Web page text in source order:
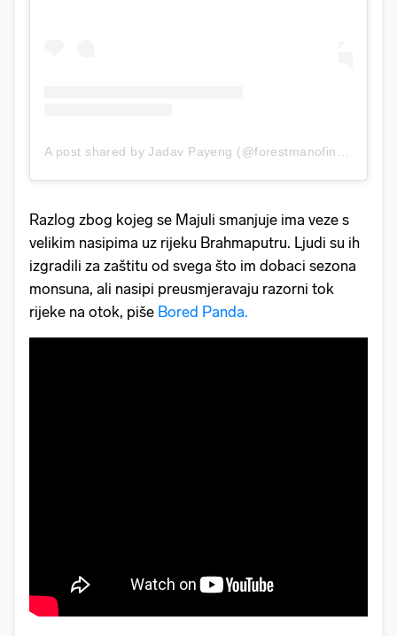
Razlog zbog kojeg se Majuli smanjuje ima veze s
velikim nasipima uz rijeku Brahmaputru. Ljudi su ih
izgradili za zaštitu od svega što im dobaci sezona
monsuna, ali nasipi preusmjeravaju razorni tok
rijeke na otok, piše Bored Panda.